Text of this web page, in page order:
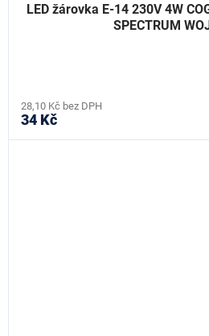
LED žárovka E-14 230V 4W
SPECTRUM
28,10 Kč bez DPH
34 Kč